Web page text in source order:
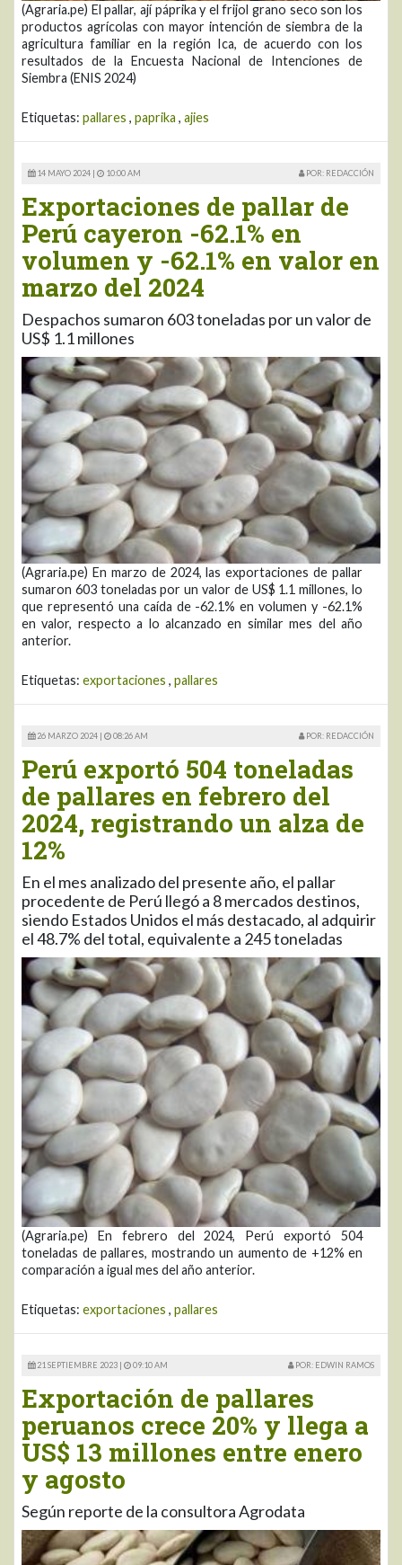
(Agraria.pe) El pallar, ají páprika y el frijol grano seco son los
productos agrícolas con mayor intención de siembra de la
agricultura familiar en la región Ica, de acuerdo con los
resultados de la Encuesta Nacional de Intenciones de
Siembra (ENIS 2024)
Etiquetas: pallares , paprika , ajies
14 MAYO 2024 | 10:00 AM POR: REDACCIÓN
Exportaciones de pallar de
Perú cayeron -62.1% en
volumen y -62.1% en valor en
marzo del 2024
Despachos sumaron 603 toneladas por un valor de
US$ 1.1 millones
(Agraria.pe) En marzo de 2024, las exportaciones de pallar
sumaron 603 toneladas por un valor de US$ 1.1 millones, lo
que representó una caída de -62.1% en volumen y -62.1%
en valor, respecto a lo alcanzado en similar mes del año
anterior.
Etiquetas: exportaciones , pallares
26 MARZO 2024 | 08:26 AM POR: REDACCIÓN
Perú exportó 504 toneladas
de pallares en febrero del
2024, registrando un alza de
12%
En el mes analizado del presente año, el pallar
procedente de Perú llegó a 8 mercados destinos,
siendo Estados Unidos el más destacado, al adquirir
el 48.7% del total, equivalente a 245 toneladas
(Agraria.pe) En febrero del 2024, Perú exportó 504
toneladas de pallares, mostrando un aumento de +12% en
comparación a igual mes del año anterior.
Etiquetas: exportaciones , pallares
21 SEPTIEMBRE 2023 | 09:10 AM POR: EDWIN RAMOS
Exportación de pallares
peruanos crece 20% y llega a
US$ 13 millones entre enero
y agosto
Según reporte de la consultora Agrodata